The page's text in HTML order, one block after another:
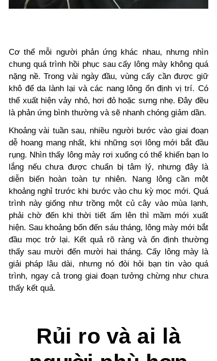
Cơ thể mỗi người phản ứng khác nhau, nhưng nhìn
chung quá trình hồi phục sau cấy lông mày không quá
nặng nề. Trong vài ngày đầu, vùng cấy cần được giữ
khô để da lành lại và các nang lông ổn định vị trí. Có
thể xuất hiện vảy nhỏ, hơi đỏ hoặc sưng nhẹ. Đây đều
là phản ứng bình thường và sẽ nhanh chóng giảm dần.
Khoảng vài tuần sau, nhiều người bước vào giai đoạn
dễ hoang mang nhất, khi những sợi lông mới bắt đầu
rụng. Nhìn thấy lông mày rơi xuống có thể khiến bạn lo
lắng nếu chưa được chuẩn bị tâm lý, nhưng đây là
diễn biến hoàn toàn tự nhiên. Nang lông cần một
khoảng nghỉ trước khi bước vào chu kỳ mọc mới. Quá
trình này giống như trồng một củ cây vào mùa lạnh,
phải chờ đến khi thời tiết ấm lên thì mầm mới xuất
hiện. Sau khoảng bốn đến sáu tháng, lông mày mới bắt
đầu mọc trở lại. Kết quả rõ ràng và ổn định thường
thấy sau mười đến mười hai tháng. Cấy lông mày là
giải pháp lâu dài, nhưng nó đòi hỏi bạn tin vào quá
trình, ngay cả trong giai đoạn tưởng chừng như chưa
thấy kết quả.
Rủi ro và ai là